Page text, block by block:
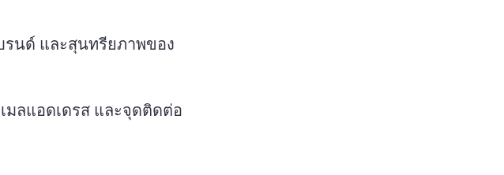
รนด์ และสุนทรียภาพของ
มลแอดเดรส และจุดติดต่อ